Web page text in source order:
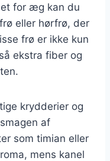
for æg kan du
eller hørfrø, der
frø er ikke kun
ekstra fiber og
krydderier og
af
som timian eller
mens kanel